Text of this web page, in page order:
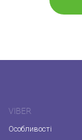
VIBER
Особливості